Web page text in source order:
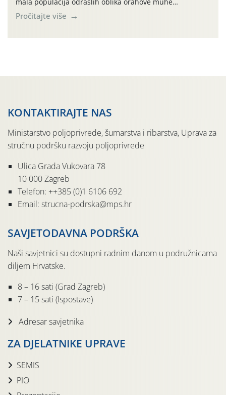
(Rhagoletis completa). Niska brojnost može se objasniti
činjenicom da je riječ o mladim nasadima s vrlo malim
Pročitajte više
KONTAKTIRAJTE NAS
Ministarstvo poljoprivrede, šumarstva i ribarstva, Uprava za
stručnu podršku razvoju poljoprivrede
Ulica Grada Vukovara 78
10 000 Zagreb
Telefon: ++385 (0)1 6106 692
Email: strucna-podrska@mps.hr
SAVJETODAVNA PODRŠKA
Naši savjetnici su dostupni radnim danom u podružnicama
diljem Hrvatske.
8 – 16 sati (Grad Zagreb)
7 – 15 sati (Ispostave)
Adresar savjetnika
ZA DJELATNIKE UPRAVE
SEMIS
PIO